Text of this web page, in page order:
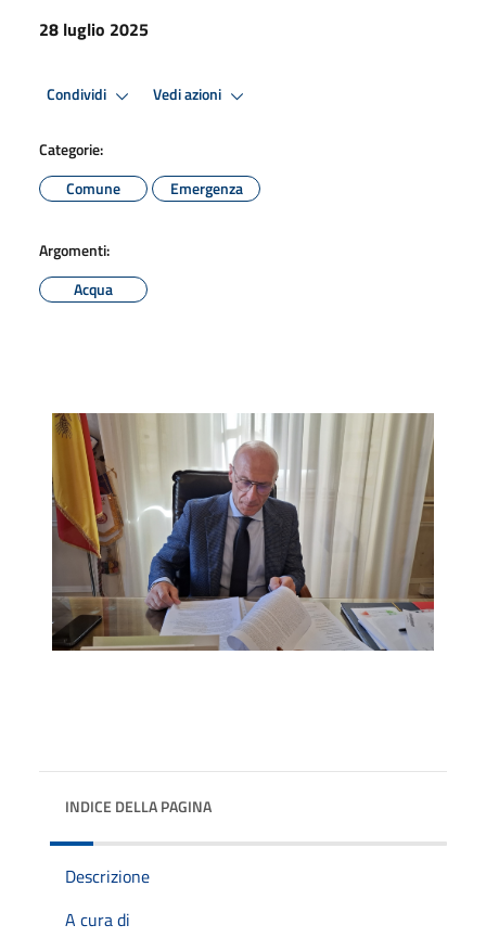
28 luglio 2025
Condividi Vedi azioni
Categorie:
Comune
Emergenza
Argomenti:
Acqua
INDICE DELLA PAGINA
Descrizione
A cura di